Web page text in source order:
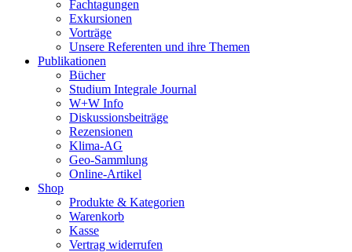
Fachtagungen
Exkursionen
Vorträge
Unsere Referenten und ihre Themen
Publikationen
Bücher
Studium Integrale Journal
W+W Info
Diskussionsbeiträge
Rezensionen
Klima-AG
Geo-Sammlung
Online-Artikel
Shop
Produkte & Kategorien
Warenkorb
Kasse
Vertrag widerrufen